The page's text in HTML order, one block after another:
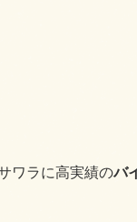
ワラに高実績のバ